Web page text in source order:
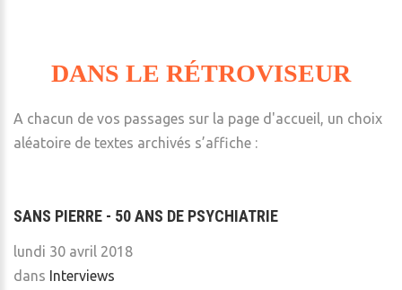
DANS LE RÉTROVISEUR
A chacun de vos passages sur la page d'accueil, un choix
aléatoire de textes archivés s’affiche :
SANS PIERRE - 50 ANS DE PSYCHIATRIE
lundi 30 avril 2018
dans Interviews